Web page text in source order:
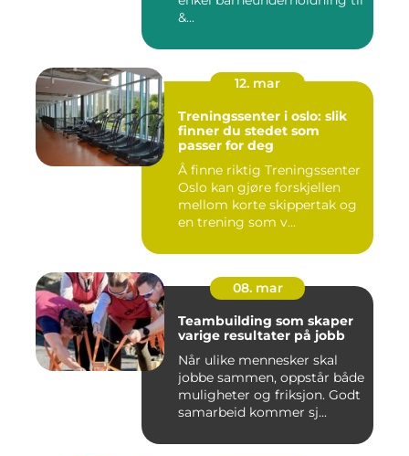
&...
12. mar
Treningssenter i oslo: slik
finner du stedet som
passer for deg
Å finne riktig Treningssenter
Oslo kan gjøre forskjellen
mellom korte skippertak og
en trening som v...
08. mar
Teambuilding som skaper
varige resultater på jobb
Når ulike mennesker skal
jobbe sammen, oppstår både
muligheter og friksjon. Godt
samarbeid kommer sj...